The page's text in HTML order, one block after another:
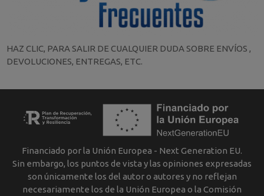
HAZ CLIC, PARA SALIR DE CUALQUIER DUDA SOBRE ENVÍOS ,
DEVOLUCIONES, ENTREGAS, ETC.
Financiado por la Unión Europea - Next Generation EU.
Sin embargo, los puntos de vista y las opiniones expresadas
son únicamente los del autor o autores y no reflejan
necesariamente los de la Unión Europea o la Comisión